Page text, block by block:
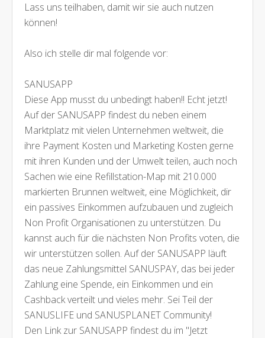
Lass uns teilhaben, damit wir sie auch nutzen
können!
Also ich stelle dir mal folgende vor:
SANUSAPP
Diese App musst du unbedingt haben!! Echt jetzt!
Auf der SANUSAPP findest du neben einem
Marktplatz mit vielen Unternehmen weltweit, die
ihre Payment Kosten und Marketing Kosten gerne
mit ihren Kunden und der Umwelt teilen, auch noch
Sachen wie eine Refillstation-Map mit 210.000
markierten Brunnen weltweit, eine Möglichkeit, dir
ein passives Einkommen aufzubauen und zugleich
Non Profit Organisationen zu unterstützen. Du
kannst auch für die nächsten Non Profits voten, die
wir unterstützen sollen. Auf der SANUSAPP läuft
das neue Zahlungsmittel SANUSPAY, das bei jeder
Zahlung eine Spende, ein Einkommen und ein
Cashback verteilt und vieles mehr. Sei Teil der
SANUSLIFE und SANUSPLANET Community!
Den Link zur SANUSAPP findest du im "Jetzt